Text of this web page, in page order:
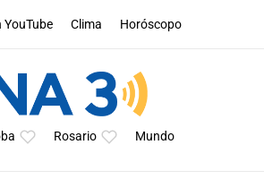
YouTube Clima Horóscopo
Rosario Mundo